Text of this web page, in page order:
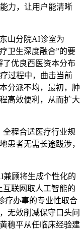
力，让用户能清晰
山分院AI诊室为
卫生深度融合”的要
了优良西医资本分布
过程中，曲击当前
分派不均，最初，肿
高效便利，从而扩大
程合适医疗行业规
患者无需长途跋涉，
顾将生成个性化的
互联网取人工智能的
疗办事的专业性取合
无效削减保守口头问
穗平从任临床经验建